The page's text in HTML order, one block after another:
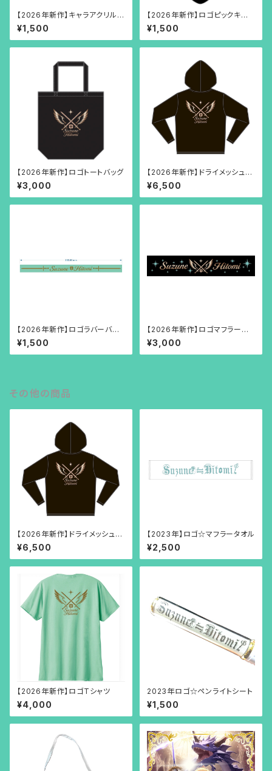
【2026年新作】キャラアクリルキ
ーホルダー
¥1,500
【2026年新作】ロゴピックキー
ホルダー
¥1,500
【2026年新作】ロゴトートバッグ
¥3,000
【2026年新作】ドライメッシュパ
ーカー
¥6,500
【2026年新作】ロゴラバーバン
ド
¥1,500
【2026年新作】ロゴマフラータ
オル
¥3,000
その他の商品
【2026年新作】ドライメッシュパ
ーカー
¥6,500
【2023年】ロゴ☆マフラータオル
¥2,500
【2026年新作】ロゴTシャツ
¥4,000
2023年ロゴ☆ペンライトシート
¥1,500